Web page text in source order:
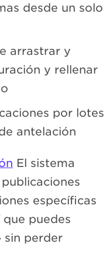
desde un solo
arrastrar y
y rellenar
por lotes
antelación
El sistema
específicas
puedes
sin perder